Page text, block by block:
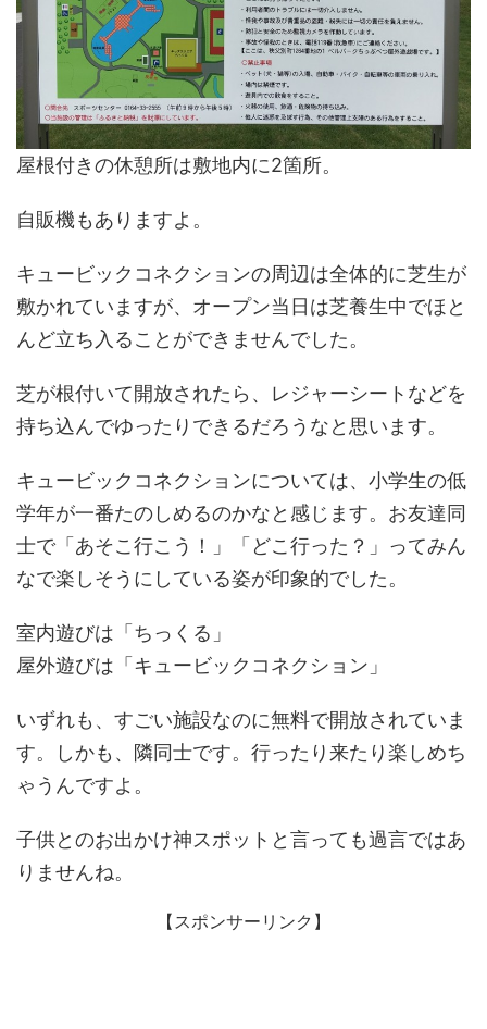
屋根付きの休憩所は敷地内に2箇所。
自販機もありますよ。
キュービックコネクションの周辺は全体的に芝生が
敷かれていますが、オープン当日は芝養生中でほと
んど立ち入ることができませんでした。
芝が根付いて開放されたら、レジャーシートなどを
持ち込んでゆったりできるだろうなと思います。
キュービックコネクションについては、小学生の低
学年が一番たのしめるのかなと感じます。お友達同
士で「あそこ行こう！」「どこ行った？」ってみん
なで楽しそうにしている姿が印象的でした。
室内遊びは「ちっくる」
屋外遊びは「キュービックコネクション」
いずれも、すごい施設なのに無料で開放されていま
す。しかも、隣同士です。行ったり来たり楽しめち
ゃうんですよ。
子供とのお出かけ神スポットと言っても過言ではあ
りませんね。
【スポンサーリンク】